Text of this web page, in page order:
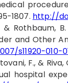
1807. http://
& Rothbaum,
and Other
s11920-010-
F., &
hospital